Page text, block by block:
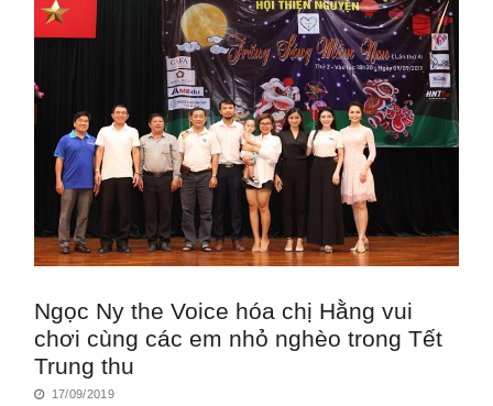
Ngọc Ny the Voice hóa chị Hằng vui
chơi cùng các em nhỏ nghèo trong Tết
Trung thu
17/09/2019